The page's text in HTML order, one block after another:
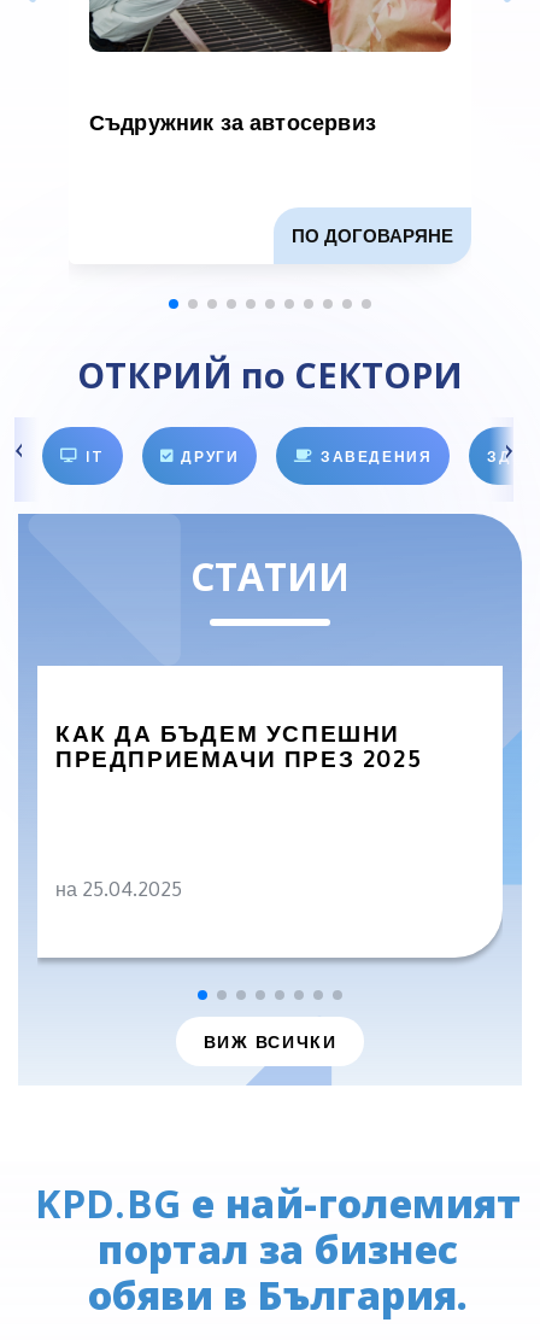
Съдружник за автосервиз
ПО ДОГОВАРЯНЕ
ОТКРИЙ по СЕКТОРИ
IT ДРУГИ ЗАВЕДЕНИЯ
СТАТИИ
КАК ДА БЪДЕМ УСПЕШНИ
ПРЕДПРИЕМАЧИ ПРЕЗ 2025
на 25.04.2025
ВИЖ ВСИЧКИ
KPD.BG е най-големият
портал за бизнес
обяви в България.